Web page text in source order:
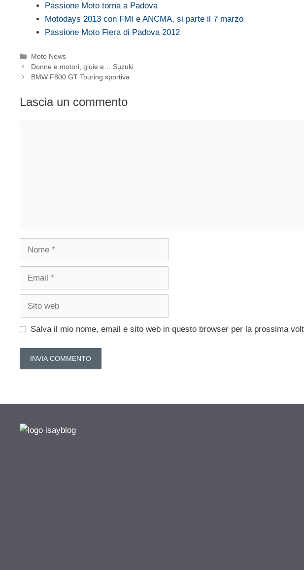
Passione Moto torna a Padova
Motodays 2013 con FMI e ANCMA, si parte il 7 marzo
Passione Moto Fiera di Padova 2012
Categorie
Moto News
Donne e motori, gioie e… Suzuki
BMW F800 GT Touring sportiva
Lascia un commento
Salva il mio nome, email e sito web in questo browser per la prossima